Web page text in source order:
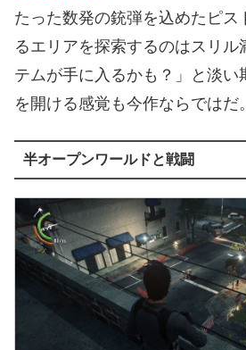
たった数発の銃弾を込めたピス
るエリアを探索するのはスリル
テムが手に入るかも？」と淡い
を開ける感覚も今作ならではだ。
半オープンワールドと戦闘